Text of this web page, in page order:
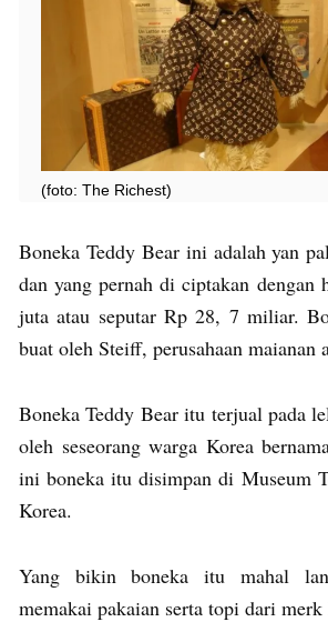
(foto: The Richest)
Boneka Teddy Bear ini adalah yan
dan yang pernah di ciptakan dengan
juta atau seputar Rp 28, 7 miliar.
buat oleh Steiff, perusahaan maianan
Boneka Teddy Bear itu terjual pada
oleh seseorang warga Korea
ini boneka itu disimpan di Museum
Korea.
Yang bikin boneka itu mahal
memakai pakaian serta topi dari